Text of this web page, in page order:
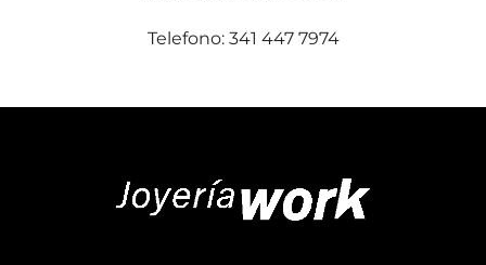
Telefono: 341 447 7974